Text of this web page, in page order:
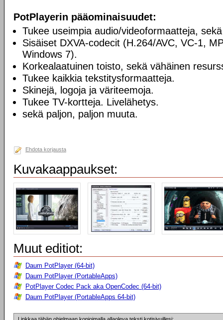
PotPlayerin pääominaisuudet:
Tukee useimpia audio/videoformaatteja,
Sisäiset DXVA-codecit (H.264/AVC, VC-1,
Windows 7).
Korkealaatuinen toisto, sekä vähäinen
Tukee kaikkia tekstitysformaatteja.
Skinejä, logoja ja väriteemoja.
Tukee TV-kortteja. Livelähetys.
sekä paljon, paljon muuta.
Ehdota korjausta
Kuvakaappaukset:
Muut editiot:
Daum PotPlayer (64-bit)
Daum PotPlayer (PortableApps)
PotPlayer Codec Pack aka OpenCodec (64-bit)
Daum PotPlayer (PortableApps 64-bit)